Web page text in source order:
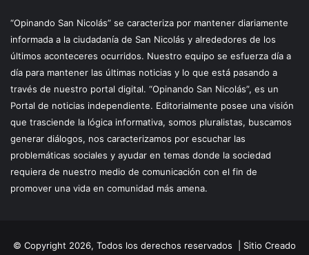
“Opinando San Nicolás” se caracteriza por mantener diariamente
informada a la ciudadanía de San Nicolás y alrededores de los
últimos aconteceres ocurridos. Nuestro equipo se esfuerza día a
día para mantener las últimas noticias y lo que está pasando a
través de nuestro portal digital. “Opinando San Nicolás”, es un
Portal de noticias independiente. Editorialmente posee una visión
que trasciende la lógica informativa, somos pluralistas, buscamos
generar diálogos, nos caracterizamos por escuchar las
problemáticas sociales y ayudar en temas donde la sociedad
requiera de nuestro medio de comunicación con el fin de
promover una vida en comunidad más amena.
© Copyright 2026, Todos los derechos reservados | Sitio Creado